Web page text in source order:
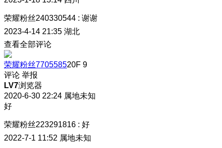
荣耀粉丝240330544 : 谢谢
2023-4-14 21:35 湖北
查看全部评论
荣耀粉丝770558520F 9
评论 举报
LV7浏览器
2020-6-30 22:24 属地未知
好
荣耀粉丝223291816 : 好
2022-7-1 11:52 属地未知